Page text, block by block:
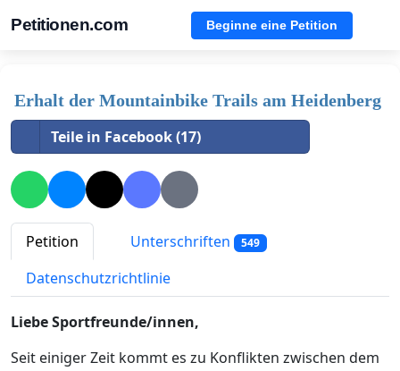
Petitionen.com Beginne eine Petition
Erhalt der Mountainbike Trails am Heidenberg
Teile in Facebook (17)
Petition Unterschriften 549
Datenschutzrichtlinie
Liebe Sportfreunde/innen,
Seit einiger Zeit kommt es zu Konflikten zwischen dem